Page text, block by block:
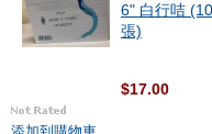
6" 白行咭
張)
$17.00